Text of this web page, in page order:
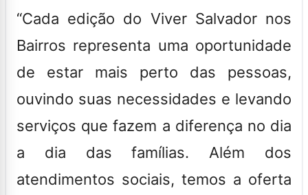
“Cada edição do Viver Salvador nos
Bairros representa uma oportunidade
de estar mais perto das pessoas,
ouvindo suas necessidades e levando
serviços que fazem a diferença no dia
a dia das famílias. Além dos
atendimentos sociais, temos a oferta